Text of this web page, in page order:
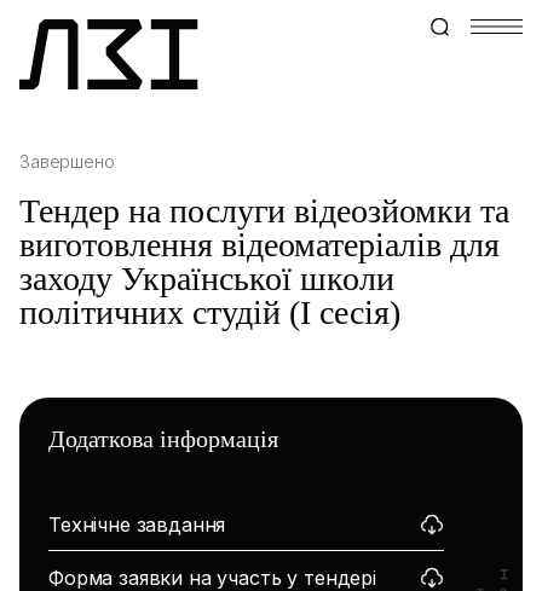
Завершено
Тендер на послуги відеозйомки та
виготовлення відеоматеріалів для
заходу Української школи
політичних студій (І сесія)
Додаткова інформація
Технічне завдання
Форма заявки на участь у тендері